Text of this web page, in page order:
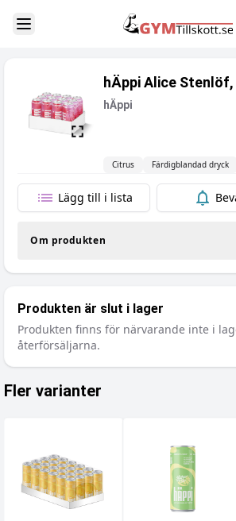
Toggle Sidebar
hÄppi Alice
hÄppi
Citrus Färdigblandad dryck
Lägg till i lista
Om produkten
Produkten är slut i lager
Produkten finns för närvarande inte i
återförsäljarna.
Fler varianter